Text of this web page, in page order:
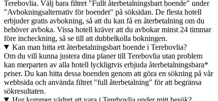
Terebovlia. Välj bara filtret "Fullt återbetalningsbart boende" under
"Avbokningsalternativ för boendet" på söksidan. De flesta hotell
erbjuder gratis avbokning, så att du kan få en återbetalning om du
behöver avboka. Vissa hotell kräver att du avbokar minst 24 timmar
före incheckning, så se till att dubbelkolla bokningen.
Kan man hitta ett återbetalningsbart boende i Terebovlia?
Om du vill kunna justera dina planer till Terebovlia utan problem
kan merparten av alla hotell lyckligtvis erbjuda återbetalningsbara*
priser. Du kan hitta dessa boenden genom att göra en sökning på vår
webbsida och använda filtret "full återbetalning" för att begränsa
sökresultaten.